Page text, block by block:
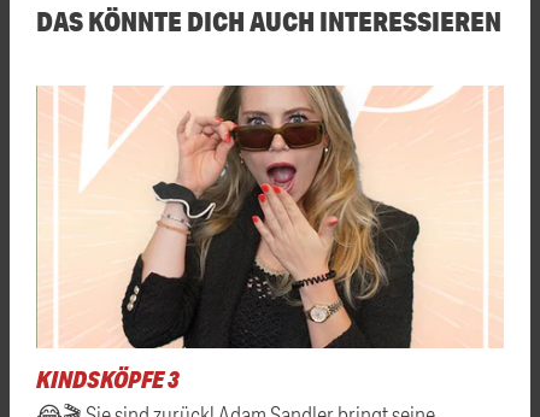
DAS KÖNNTE DICH AUCH INTERESSIEREN
KINDSKÖPFE 3